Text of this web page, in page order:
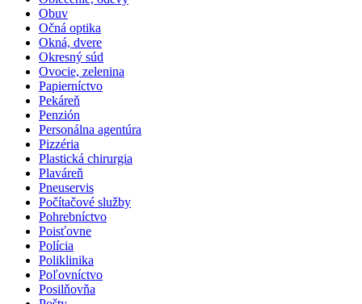
Obuv
Očná optika
Okná, dvere
Okresný súd
Ovocie, zelenina
Papierníctvo
Pekáreň
Penzión
Personálna agentúra
Pizzéria
Plastická chirurgia
Plaváreň
Pneuservis
Počítačové služby
Pohrebníctvo
Poisťovne
Polícia
Poliklinika
Poľovníctvo
Posilňovňa